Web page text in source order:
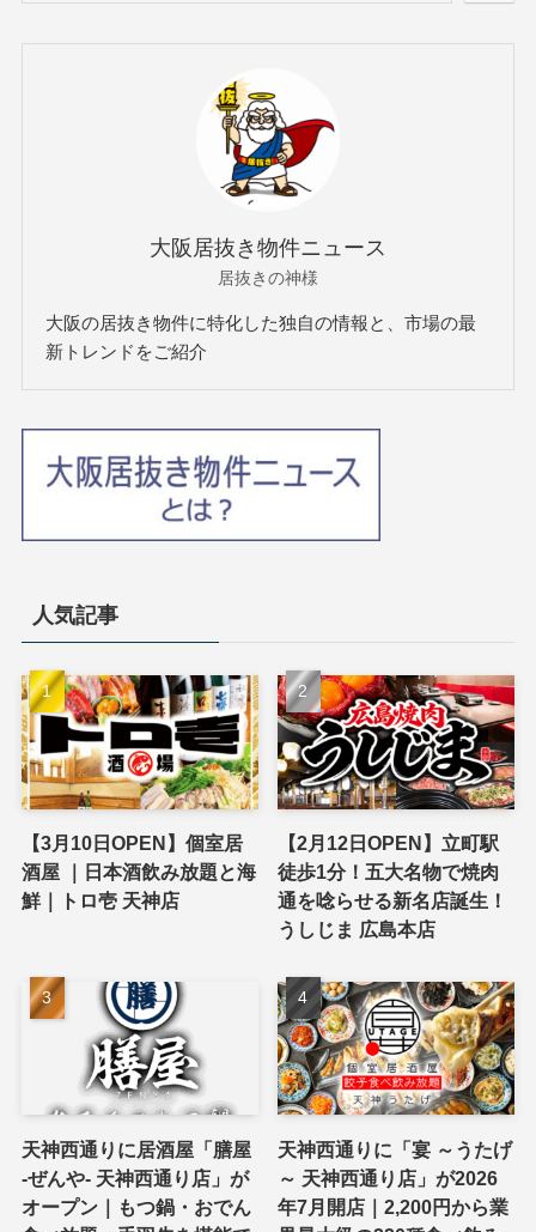
大阪居抜き物件ニュース
居抜きの神様
大阪の居抜き物件に特化した独自の情報と、市場の最
新トレンドをご紹介
人気記事
【3月10日OPEN】個室居
酒屋 ｜日本酒飲み放題と海
鮮｜トロ壱 天神店
【2月12日OPEN】立町駅
徒歩1分！五大名物で焼肉
通を唸らせる新名店誕生！
うしじま 広島本店
天神西通りに居酒屋「膳屋
-ぜんや- 天神西通り店」が
オープン｜もつ鍋・おでん
天神西通りに「宴 ～うたげ
～ 天神西通り店」が2026
年7月開店｜2,200円から業